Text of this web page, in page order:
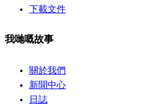
下載文件
我哋嘅故事
關於我們
新聞中心
日誌